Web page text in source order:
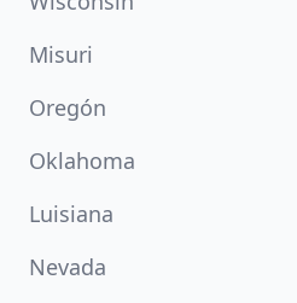
Misuri
Oregón
Oklahoma
Luisiana
Nevada